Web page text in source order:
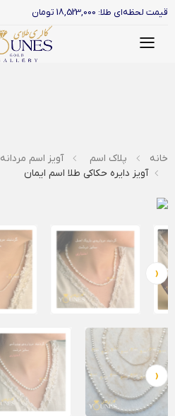
قیمت لحظه‌ای طلا: 18,523,000 تومان
خانه پلاک اسم
آویز اسم مردانه
آویز دایره حکاکی طلا اسم ایمان
‹
‹